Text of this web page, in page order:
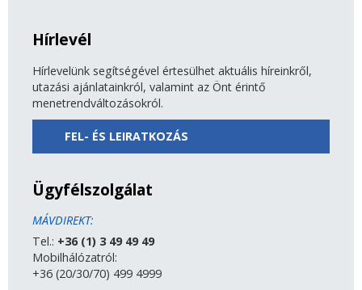
Hírlevél
Hírlevelünk segítségével értesülhet aktuális híreinkről,
utazási ajánlatainkról, valamint az Önt érintő
menetrendváltozásokról.
FEL- ÉS LEIRATKOZÁS
Ügyfélszolgálat
MÁVDIREKT:
Tel.: +36 (1) 3 49 49 49
Mobilhálózatról:
+36 (20/30/70) 499 4999